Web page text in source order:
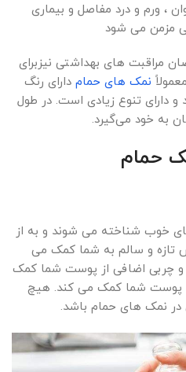
، ورم و درد مفاصل و بیماری
مزمن می شود
مراقبت های بهداشتی نیزبرای
نمک های حمام دارای رنگ
دارای تنوع زیادی است. در طول
به خود می‌گیرد.
حمام
خوب شناخته می شوند و به از
تازه و سالم به شما کمک می
چربی اضافی از پوست شما کمک
پوست شما کمک می کند. هیچ
در نمک های حمام باشد.